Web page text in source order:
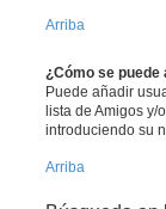
Arriba
¿Cómo se
Puede añadir
lista de Amigos
introduciendo su
Arriba